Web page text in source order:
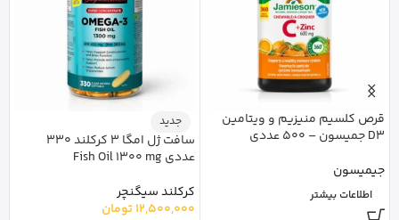
قرص کلسیم منیزیم و ویتامین
D3 جمیسون – 500 عددی
جیمیسون
اطلاعات بیشتر
جدید
سافت ژل امگا 3 کرکلند 330
عددی Fish Oil 1300 mg
کرکلند سیگنچر
12,500,000تومان